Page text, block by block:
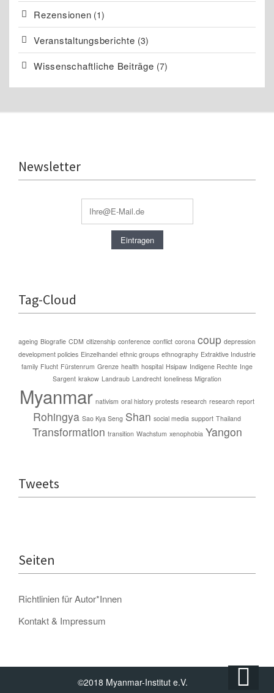
Rezensionen (1)
Veranstaltungsberichte (3)
Wissenschaftliche Beiträge (7)
Newsletter
Tag-Cloud
ageing Biografie CDM citizenship conference conflict corona coup depression
development policies Einzelhandel ethnic groups ethnography Extraktive Industrie
family Flucht Fürstenrum Grenze health hospital Hsipaw Indigene Rechte Inge
Sargent krakow Landraub Landrecht loneliness Migration
Myanmar nativism oral history protests research research report
Rohingya Sao Kya Seng Shan social media support Thailand
Transformation transition Wachstum xenophobia Yangon
Tweets
Seiten
Richtlinien für Autor*Innen
Kontakt & Impressum
©2018 Myanmar-Institut e.V.